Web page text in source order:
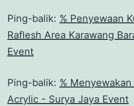
Ping-balik: % Penyewaan
Raflesh Area Karawang
Event
Ping-balik: %
Acrylic - Surya Jaya Event